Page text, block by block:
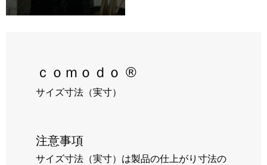
ｃｏｍｏｄｏ ®
サイズ寸法（実寸）
注意事項
サイズ寸法（実寸）は製品の仕上がり寸法の